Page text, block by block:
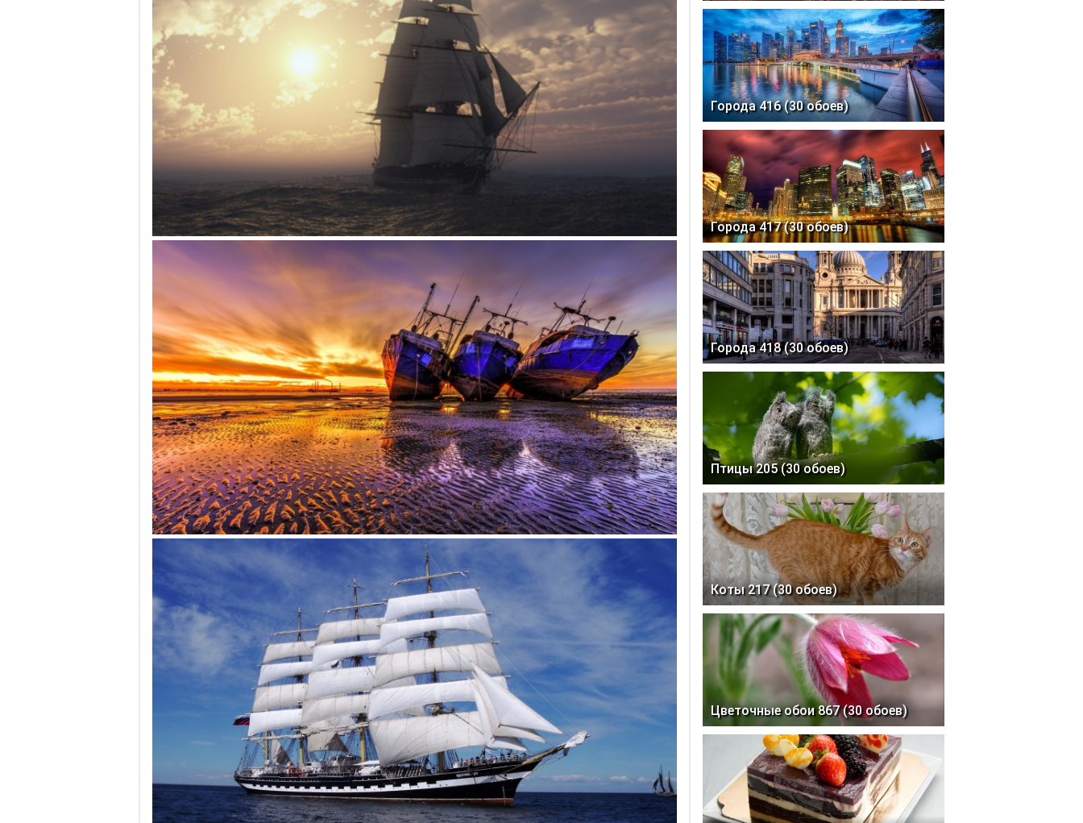
Города 416 (30 обоев)
Города 417 (30 обоев)
Города 418 (30 обоев)
Птицы 205 (30 обоев)
Коты 217 (30 обоев)
Цветочные обои 867 (30 обоев)